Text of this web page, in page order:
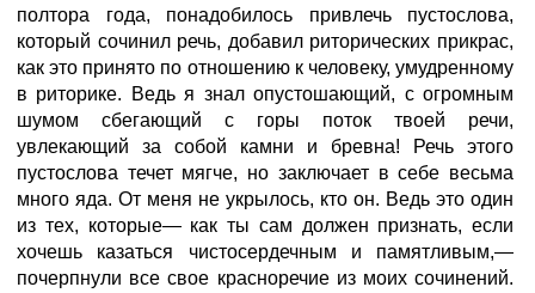
полтора года, понадобилось привлечь пустослова,
который сочинил речь, добавил риторических прикрас,
как это принято по отношению к человеку, умудренному
в риторике. Ведь я знал опустошающий, с огромным
шумом сбегающий с горы поток твоей речи,
увлекающий за собой камни и бревна! Речь этого
пустослова течет мягче, но заключает в себе весьма
много яда. От меня не укрылось, кто он. Ведь это один
из тех, которые— как ты сам должен признать, если
хочешь казаться чистосердечным и памятливым,—
почерпнули все свое красноречие из моих сочинений.